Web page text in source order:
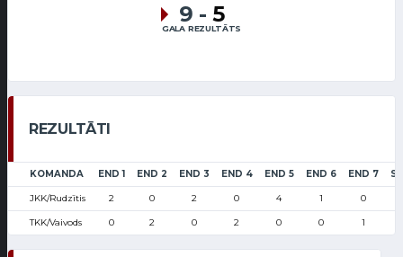
9 - 5
GALA REZULTĀTS
REZULTĀTI
KOMANDA END 1 END 2 END 3 END 4 END 5 END 6 END 7
JKK/Rudzītis 2 0 2 0 4 1 0
TKK/Vaivods 0 2 0 2 0 0 1